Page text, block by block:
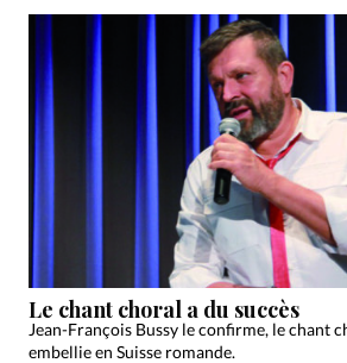
Le chant choral a du succès
Jean-François Bussy le confirme, le chant
embellie en Suisse romande.